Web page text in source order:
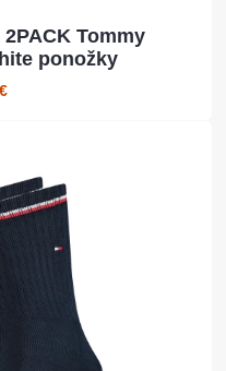
2PACK Tommy
ponožky